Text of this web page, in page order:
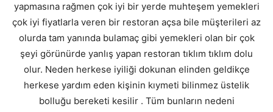
yapmasına rağmen çok iyi bir yerde muhteşem yemekleri
çok iyi fiyatlarla veren bir restoran açsa bile müşterileri az
olurda tam yanında bulamaç gibi yemekleri olan bir çok
şeyi görünürde yanlış yapan restoran tıklım tıklım dolu
olur. Neden herkese iyiliği dokunan elinden geldikçe
herkese yardım eden kişinin kıymeti bilinmez üstelik
bolluğu bereketi kesilir . Tüm bunların nedeni